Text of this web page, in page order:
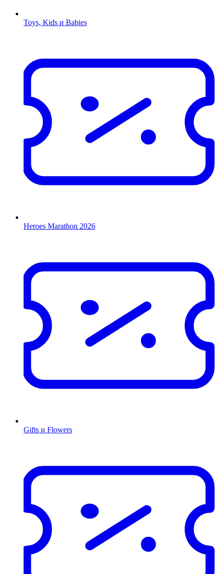
Toys, Kids и Babies
Heroes Marathon 2026
Gifts и Flowers